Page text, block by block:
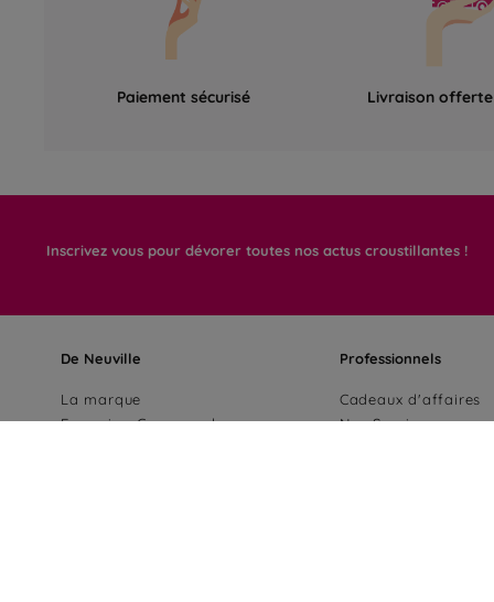
Paiement sécurisé Livraison
Inscrivez vous pour dévorer toutes nos actus croustillantes !
De Neuville
La marque
Excursion Gourmande
Professionnels
Cadeaux d'affaires
Nos Services